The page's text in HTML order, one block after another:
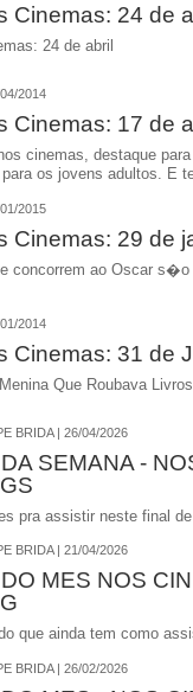
Cinemas: 24 de
24 de abril
2014
Cinemas: 17 de
cinemas, destaque
para os jovens adultos. E
2015
Cinemas: 29 de
concorrem ao Oscar s�o
2014
Cinemas: 31 de
Que Roubava
BRIDA | 26/04/2026
SEMANA -
pra assistir neste final
BRIDA | 21/04/2026
MES NOS
que ainda tem como
BRIDA | 26/02/2026